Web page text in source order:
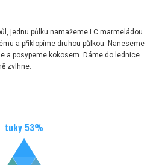
jednu půlku namažeme LC marmeládou
a přiklopíme druhou půlkou. Naneseme
a posypeme kokosem. Dáme do lednice
zvlhne.
tuky 53%